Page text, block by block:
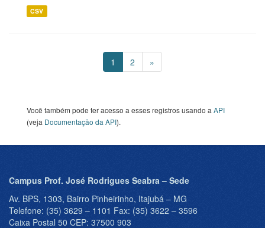
CSV
1 2 »
Você também pode ter acesso a esses registros usando a API
(veja Documentação da API).
Campus Prof. José Rodrigues Seabra – Sede
Av. BPS, 1303, Bairro Pinheirinho, Itajubá – MG
Telefone: (35) 3629 – 1101 Fax: (35) 3622 – 3596
Caixa Postal 50 CEP: 37500 903